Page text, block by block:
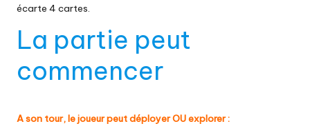
écarte 4 cartes.
La partie peut
commencer
A son tour, le joueur peut déployer OU explorer :